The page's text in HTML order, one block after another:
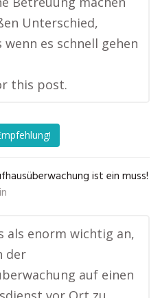
Unterschied,
wenn es schnell gehen
this post.
ist ein muss!
als enorm wichtig an,
der
auf einen